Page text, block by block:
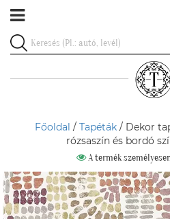
Főoldal / Tapéták / Dekor
rózsaszín és bordó
A termék